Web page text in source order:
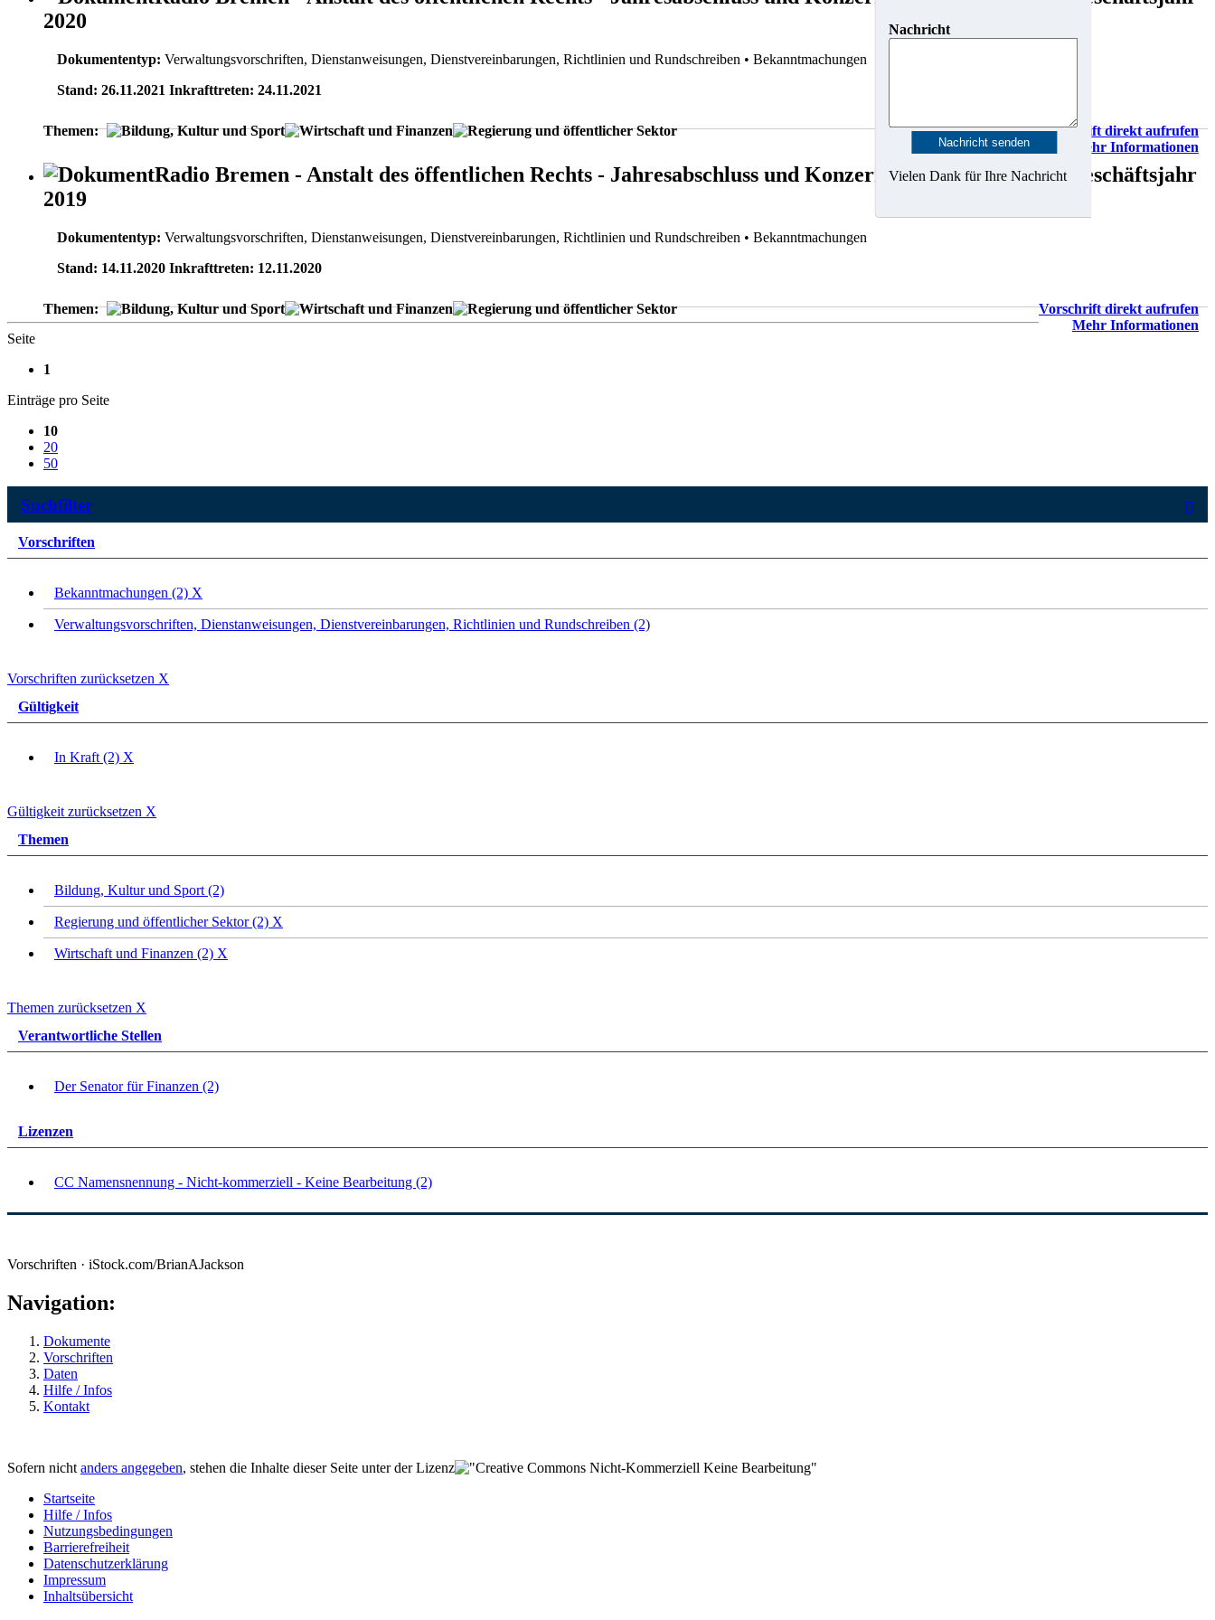
2020
Dokumententyp: Verwaltungsvorschriften, Dienstanweisungen, Dienstvereinbarungen, Richtlinien und Rundschreiben • Bekanntmachungen
Stand: 26.11.2021 Inkrafttreten: 24.11.2021
Themen:
Vorschrift direkt aufrufen
Mehr Informationen
Radio Bremen - Anstalt des öffentlichen Rechts - Jahresabschluss und Konzernlagebericht für das Geschäftsjahr
2019
Dokumententyp: Verwaltungsvorschriften, Dienstanweisungen, Dienstvereinbarungen, Richtlinien und Rundschreiben • Bekanntmachungen
Stand: 14.11.2020 Inkrafttreten: 12.11.2020
Themen:
Vorschrift direkt aufrufen
Mehr Informationen
Seite
1
Einträge pro Seite
10
20
50
Suchfilter
Vorschriften
Bekanntmachungen (2) X
Verwaltungsvorschriften, Dienstanweisungen, Dienstvereinbarungen, Richtlinien und Rundschreiben (2)
Vorschriften zurücksetzen X
Gültigkeit
In Kraft (2) X
Gültigkeit zurücksetzen X
Themen
Bildung, Kultur und Sport (2)
Regierung und öffentlicher Sektor (2) X
Wirtschaft und Finanzen (2) X
Themen zurücksetzen X
Verantwortliche Stellen
Der Senator für Finanzen (2)
Lizenzen
CC Namensnennung - Nicht-kommerziell - Keine Bearbeitung (2)
Nachricht
Vielen Dank für Ihre Nachricht
Vorschriften · iStock.com/BrianAJackson
Navigation:
Dokumente
Vorschriften
Daten
Hilfe / Infos
Kontakt
Sofern nicht anders angegeben, stehen die Inhalte dieser Seite unter der Lizenz
Startseite
Hilfe / Infos
Nutzungsbedingungen
Barrierefreiheit
Datenschutzerklärung
Impressum
Inhaltsübersicht